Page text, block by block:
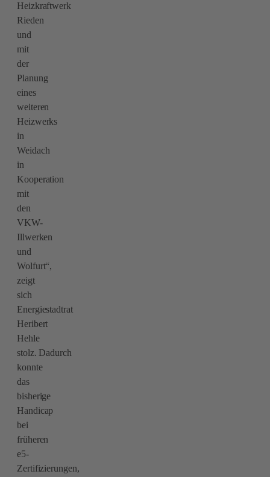
Heizkraftwerk
Rieden
und
mit
der
Planung
eines
weiteren
Heizwerks
in
Weidach
in
Kooperation
mit
den
VKW-
Illwerken
und
Wolfurt“,
zeigt
sich
Energiestadtrat
Heribert
Hehle
stolz. Dadurch
konnte
das
bisherige
Handicap
bei
früheren
e5-
Zertifizierungen,